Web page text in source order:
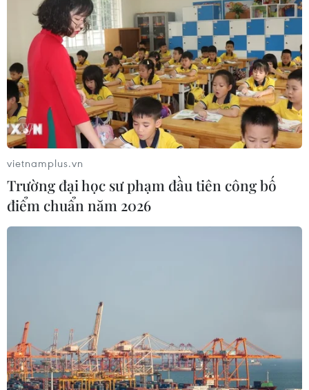
TIN LIÊN QUAN
Trung tâm Ươm mầm Hiền tài tại Séc
hướng tới phát triển thế hệ trẻ gốc Việt
13/04/2026 22:44
Nhà sáng lập Trung tâm Ươm mầm Hiền tài đã chia sẻ
vietnamplus.vn
Trường đại học sư phạm đầu tiên công bố
điểm chuẩn năm 2026